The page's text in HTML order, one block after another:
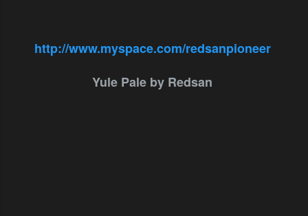
http://www.myspace.com/redsanpioneer
Yule Pale by Redsan